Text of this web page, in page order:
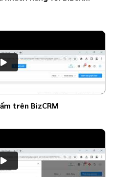
trên BizCRM